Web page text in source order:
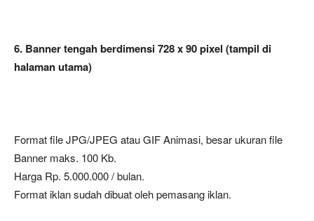
6. Banner tengah berdimensi 728 x 90 pixel (tampil di
halaman utama)
Format file JPG/JPEG atau GIF Animasi, besar ukuran file
Banner maks. 100 Kb.
Harga Rp. 5.000.000 / bulan.
Format iklan sudah dibuat oleh pemasang iklan.